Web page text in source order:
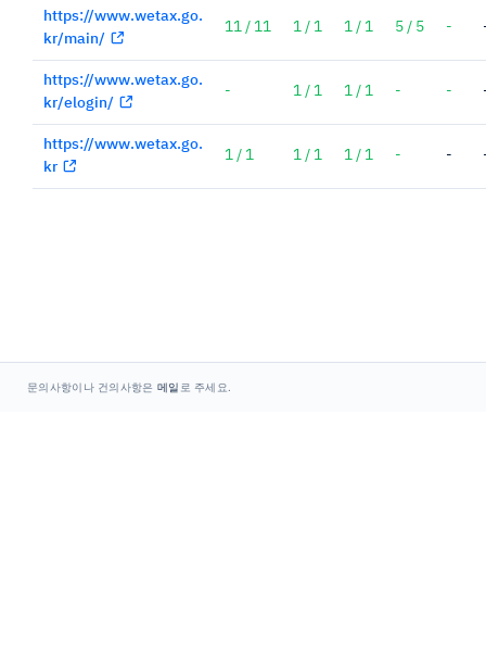
https://www.wetax.go.
kr/main/
11 / 11 1 / 1 1 / 1 5 / 5 -
https://www.wetax.go.
kr/elogin/
- 1 / 1 1 / 1 - -
https://www.wetax.go.
kr
1 / 1 1 / 1 1 / 1 - -
문의사항이나 건의사항은 메일 로 주세요.